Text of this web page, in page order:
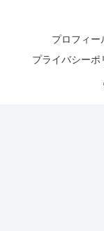
プロフィー
プライバシーポ